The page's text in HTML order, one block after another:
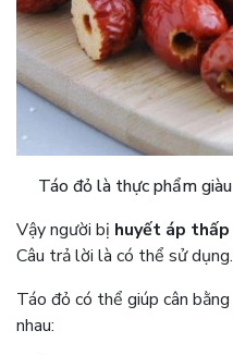
Táo đỏ là thực phẩm
Vậy người bị huyết áp
Câu trả lời là có thể sử dụng.
Táo đỏ có thể giúp cân
nhau: